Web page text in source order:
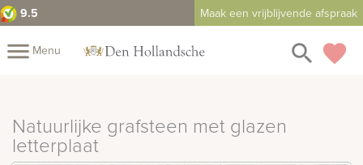
9.5 Maak een vrijblijvende afspraak
menu Menu favorite
search
close
Assortiment
Natuurlijke grafsteen met glazen
letterplaat